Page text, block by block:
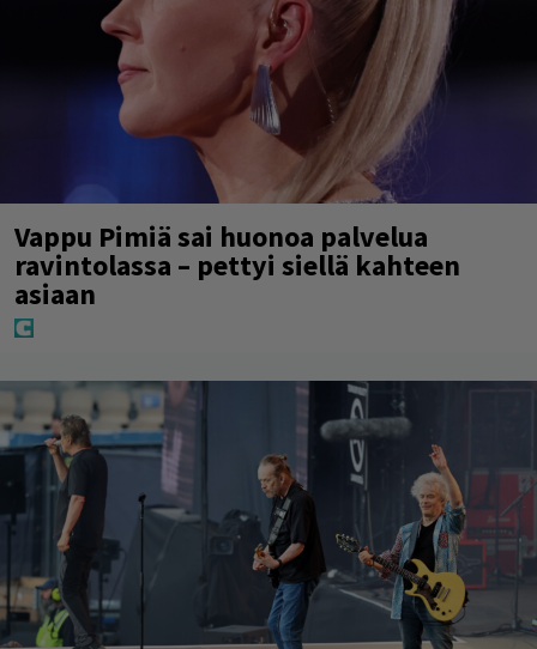
Vappu Pimiä sai huonoa palvelua
ravintolassa – pettyi siellä kahteen
asiaan